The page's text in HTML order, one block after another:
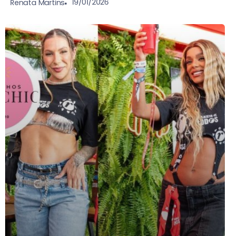
Renata Martins 19/01/2026